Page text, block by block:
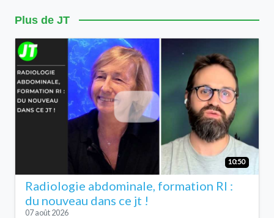
Plus de JT
10:50
Radiologie abdominale, formation RI :
du nouveau dans ce jt !
07 août 2026